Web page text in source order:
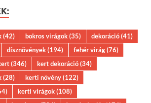
(42) bokros virágok(35) dekoráció(41)
dísznövények(194) fehér virág(76)
(346) kert dekoráció(34)
(28) kerti növény(122)
kerti virágok(108)